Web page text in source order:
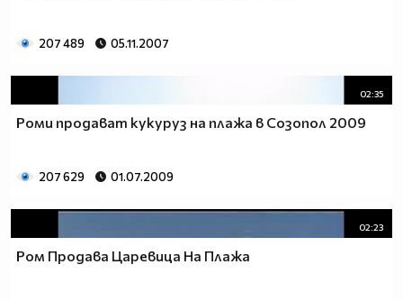
207 489 05.11.2007
02:35
Роми продават кукуруз на плажа в Созопол 2009
207 629 01.07.2009
02:23
Ром Продава Царевица На Плажа